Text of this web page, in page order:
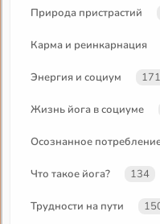
Природа пристрастий
Карма и реинкарнация
Энергия и социум 171
Жизнь йога в социуме
Осознанное
Что такое йога? 134
Трудности на пути